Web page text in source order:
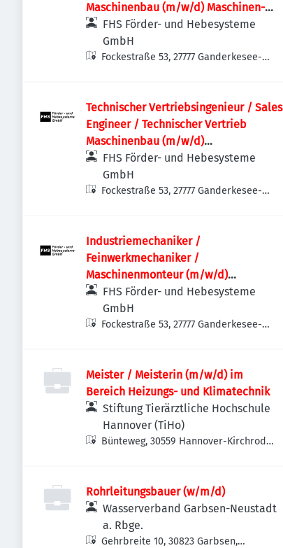
Maschinenbau (m/w/d) Maschinen-
und Anlagenbau | Schaltschrankbau |
Sondermaschinen
FHS Förder- und Hebesysteme
GmbH
Fockestraße 53, 27777 Ganderkesee-
Technischer Vertriebsingenieur / Sales
Engineer / Technischer Vertrieb
Maschinenbau (m/w/d)
Sondermaschinenbau | Anlagenbau |
Projektvertrieb | International
FHS Förder- und Hebesysteme
GmbH
Fockestraße 53, 27777 Ganderkesee-
Industriemechaniker /
Feinwerkmechaniker /
Maschinenmonteur (m/w/d)
Maschinenbau | Anlagenbau |
Sondermaschinenbau | Service &
Montage
FHS Förder- und Hebesysteme
GmbH
Fockestraße 53, 27777 Ganderkesee-
Meister / Meisterin (m/w/d) im
Bereich Heizungs- und Klimatechnik
Stiftung Tierärztliche Hochschule
Hannover (TiHo)
Bünteweg, 30559 Hannover-Kirchrode-
Rohrleitungsbauer (w/m/d)
Wasserverband Garbsen-Neustadt
a. Rbge.
Gehrbreite 10, 30823 Garbsen,